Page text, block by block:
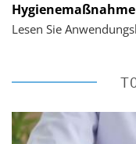
Lesen Sie